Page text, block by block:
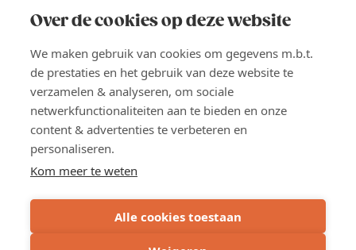
Over de cookies op deze website
We maken gebruik van cookies om gegevens m.b.t.
de prestaties en het gebruik van deze website te
verzamelen & analyseren, om sociale
netwerkfunctionaliteiten aan te bieden en onze
content & advertenties te verbeteren en
personaliseren.
Kom meer te weten
Alle cookies toestaan
02 229 81 11
EN
Word lid
Voka 2026